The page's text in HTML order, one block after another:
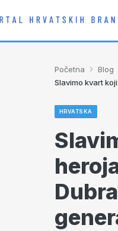
Početna › Blog
Slavimo kvart
HRVATSKA